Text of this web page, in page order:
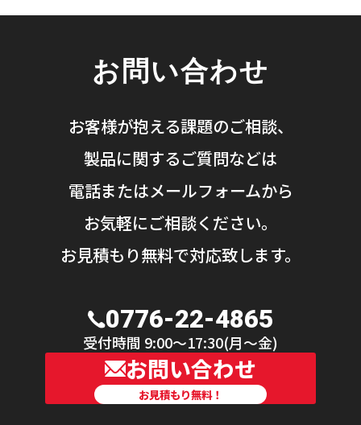
お問い合わせ
お客様が抱える課題のご相談、
製品に関するご質問などは
電話またはメールフォームから
お気軽にご相談ください。
お見積もり無料で対応致します。
0776-22-4865
受付時間 9:00〜17:30(月〜金)
お問い合わせ
お見積もり無料！